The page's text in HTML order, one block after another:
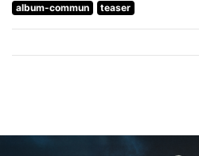
album-commun
teaser